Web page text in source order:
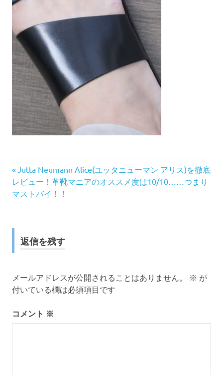
投
稿
ビ
ゲ
ー
シ
ョ
前
の
記
事:
Jutta Neumann Alice(ユッタニューマン アリス)を徹底
レビュー！革靴マニアのオススメ度は10/10……つまり
マストバイ！！
返信を残す
メールアドレスが公開されることはありません。 ※ が
付いている欄は必須項目です
コメント ※